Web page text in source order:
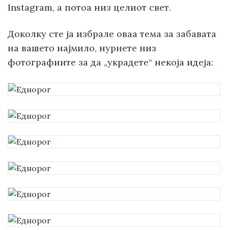
Instagram, а потоа низ целиот свет.
Доколку сте ја избрале оваа тема за забавата
на вашето најмило, нурнете низ
фотографиите за да „украдете“ некоја идеја: